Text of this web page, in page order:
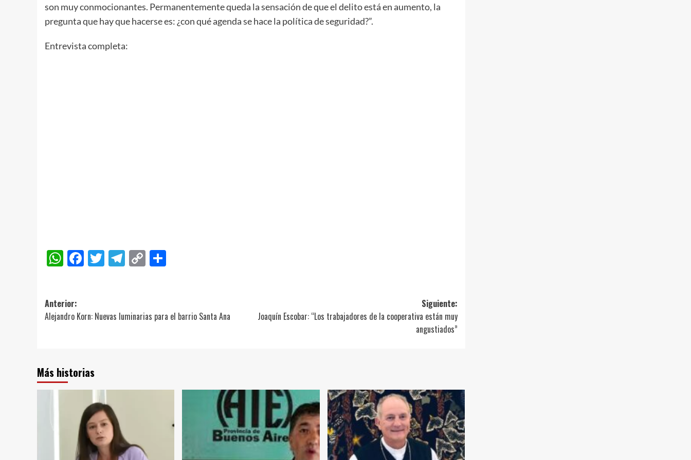
son muy conmocionantes. Permanentemente queda la sensación de que el delito está en aumento, la
pregunta que hay que hacerse es: ¿con qué agenda se hace la política de seguridad?”.
Entrevista completa:
WhatsApp
Facebook
Twitter
Telegram
Copy
Navegación
de
Anterior:
Alejandro Korn: Nuevas luminarias para el barrio Santa Ana
Siguiente:
Joaquín Escobar: “Los trabajadores de la cooperativa están muy
angustiados”
Más historias